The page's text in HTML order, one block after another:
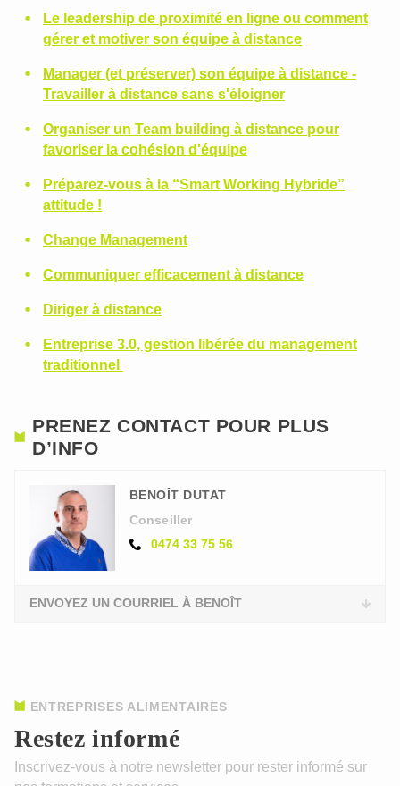
Le leadership de proximité en ligne ou comment
gérer et motiver son équipe à distance
Manager (et préserver) son équipe à distance -
Travailler à distance sans s'éloigner
Organiser un Team building à distance pour
favoriser la cohésion d'équipe
Préparez-vous à la “Smart Working Hybride”
attitude !
Change Management
Communiquer efficacement à distance
Diriger à distance
Entreprise 3.0, gestion libérée du management
traditionnel
PRENEZ CONTACT POUR PLUS
D’INFO
BENOÎT DUTAT
Conseiller
0474 33 75 56
ENVOYEZ UN COURRIEL À BENOÎT
Restez informé
ENTREPRISES ALIMENTAIRES
Inscrivez-vous à notre newsletter pour rester informé sur